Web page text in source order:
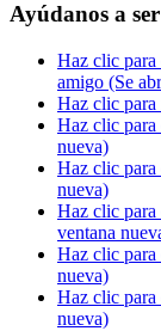
Ayúdanos a
Haz clic para
amigo (Se
Haz clic para
Haz clic para
nueva)
Haz clic para
nueva)
Haz clic para
ventana
Haz clic para
nueva)
Haz clic para
nueva)